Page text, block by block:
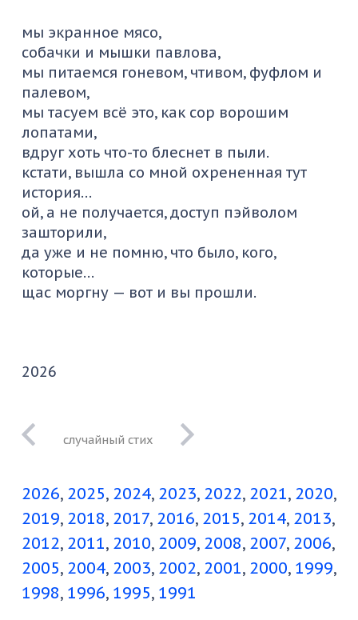
мы экранное мясо,
собачки и мышки павлова,
мы питаемся гоневом, чтивом, фуфлом и
палевом,
мы тасуем всё это, как сор ворошим
лопатами,
вдруг хоть что-то блеснет в пыли.
кстати, вышла со мной охрененная тут
история…
ой, а не получается, доступ пэйволом
зашторили,
да уже и не помню, что было, кого,
которые…
щас моргну — вот и вы прошли.
2026
2026 2025 2024 2023 2022 2021 2020
2019 2018 2017 2016 2015 2014 2013
2012 2011 2010 2009 2008 2007 2006
2005 2004 2003 2002 2001 2000 1999
1998 1996 1995 1991